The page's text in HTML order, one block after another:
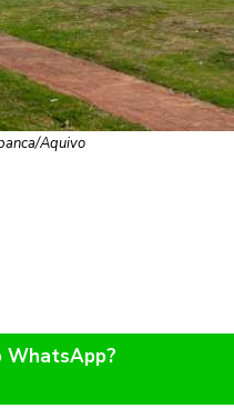
Aquivo
WhatsApp?